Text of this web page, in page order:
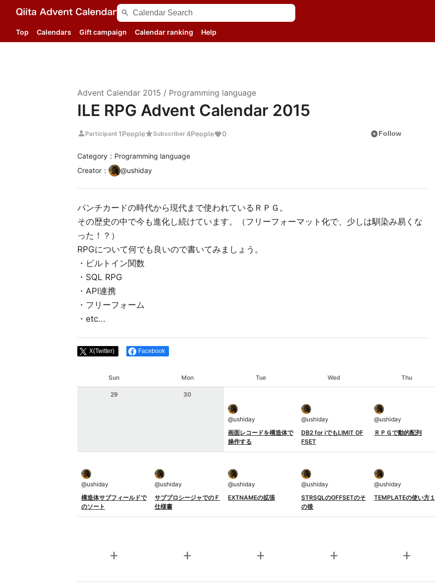
search
Top Calendars Gift campaign Calendar ranking Help
Advent Calendar 2015 / Programming language
ILE RPG Advent Calendar 2015
person Participant 1PeoplestarSubscriber4People 0 add_circleFollow
Category：Programming language
Creator ： @ushiday
パンチカードの時代から現代まで使われているＲＰＧ。
その歴史の中で今も進化し続けています。（フリーフォーマット化で、少しは馴染み易くな
った！？）
RPGについて何でも良いので書いてみましょう。
・ビルトイン関数
・SQL RPG
・API連携
・フリーフォーム
・etc...
X(Twitter) Facebook
Sun Mon Tue Wed Thu
29 30
@ushiday
画面レコードを構造体で
操作する
@ushiday
DB2 for iでもLIMIT OF
FSET
@ushiday
ＲＰＧで動的配列
@ushiday
構造体サブフィールドで
のソート
@ushiday
サブプロシージャでのＦ
仕様書
@ushiday
EXTNAMEの拡張
@ushiday
STRSQLのOFFSETのそ
の後
@ushiday
TEMPLATEの使い方１
add add add add add